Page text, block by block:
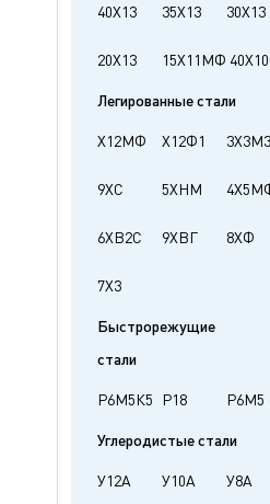
40Х13 35Х13 30Х13
20Х13 15Х11МФ
Легированные стали
Х12МФ Х12Ф1
9ХС 5ХНМ
6ХВ2С 9ХВГ 8ХФ
7Х3
Быстрорежущие
стали
Р6М5К5 Р18 Р6М5
Углеродистые стали
У12А У10А У8А